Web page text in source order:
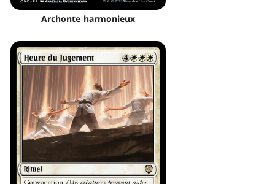
Archonte harmonieux